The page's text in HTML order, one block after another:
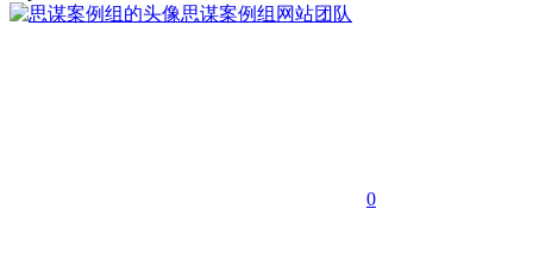
思谋案例组 网站团队
0